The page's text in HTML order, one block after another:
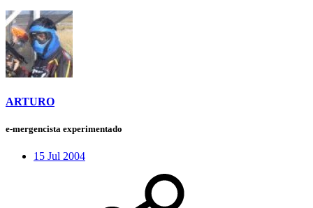
ARTURO
e-mergencista experimentado
15 Jul 2004